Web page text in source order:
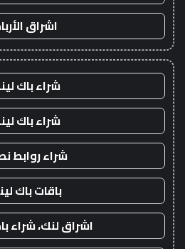
اشراق
شراء باك
شراء باك
شراء روابط
باقات باك
اشراق لنك، شراء